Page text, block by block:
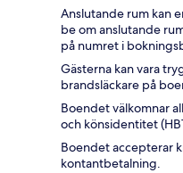
Anslutande rum kan
be om anslutande
på numret i
Gästerna kan vara
brandsläckare på
Boendet välkomnar
och könsidentitet
Boendet accepterar
kontantbetalning.